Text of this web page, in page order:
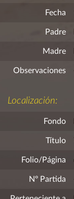
Fecha
Padre
Madre
Observaciones
Localización:
Fondo
Título
Folio/Página
Nº Partida